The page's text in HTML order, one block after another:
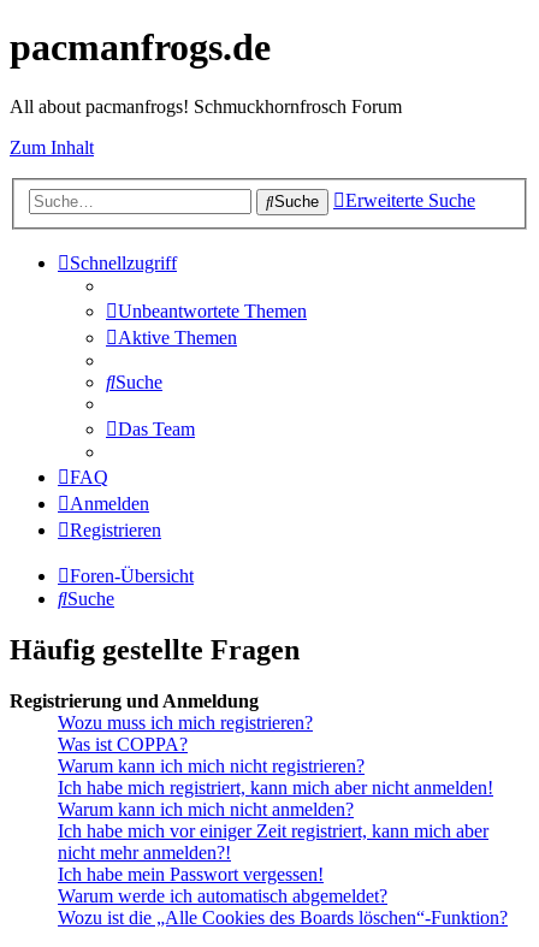
pacmanfrogs.de
All about pacmanfrogs! Schmuckhornfrosch Forum
Zum Inhalt
Suche Erweiterte Suche
Schnellzugriff
Unbeantwortete Themen
Aktive Themen
Suche
Das Team
FAQ
Anmelden
Registrieren
Foren-Übersicht
Suche
Häufig gestellte Fragen
Registrierung und Anmeldung
Wozu muss ich mich registrieren?
Was ist COPPA?
Warum kann ich mich nicht registrieren?
Ich habe mich registriert, kann mich aber nicht anmelden!
Warum kann ich mich nicht anmelden?
Ich habe mich vor einiger Zeit registriert, kann mich aber
nicht mehr anmelden?!
Ich habe mein Passwort vergessen!
Warum werde ich automatisch abgemeldet?
Wozu ist die „Alle Cookies des Boards löschen“-Funktion?